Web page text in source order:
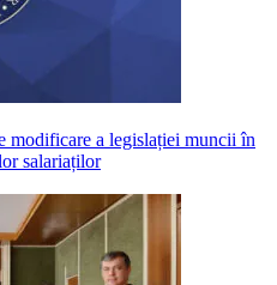
modificare a legislației muncii în
salariaților